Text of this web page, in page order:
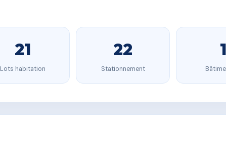
21
Lots habitation
22
Stationnement
1